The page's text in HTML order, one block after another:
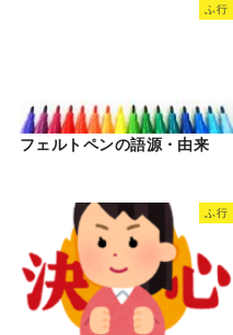
ふ行
フェルトペンの語源・由来
ふ行